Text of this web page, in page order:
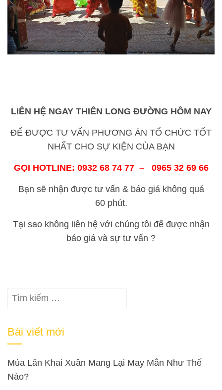
LIÊN HỆ NGAY THIÊN LONG ĐƯỜNG HÔM NAY
ĐỂ ĐƯỢC TƯ VẤN PHƯƠNG ÁN TỔ CHỨC TỐT
NHẤT CHO SỰ KIỆN CỦA BẠN
GỌI HOTLINE: 0932 68 74 77 – 0965 32 69 66
Bạn sẽ nhận được tư vấn & báo giá không quá
60 phút.
Tại sao không liên hệ với chúng tôi để được nhận
báo giá và sự tư vấn ?
Tìm
Bài viết mới
Múa Lân Khai Xuân Mang Lại May Mắn Như Thế
Nào?